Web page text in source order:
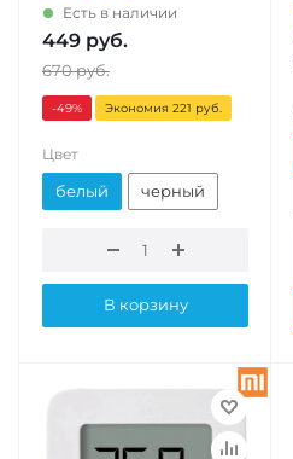
Есть в наличии
449 руб.
670руб.
-49% Экономия 221 руб.
Цвет
белый черный
В корзину